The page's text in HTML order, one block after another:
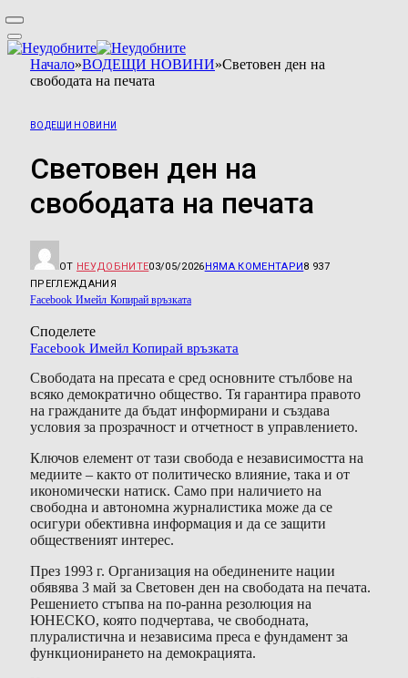
Начало»ВОДЕЩИ НОВИНИ»Световен ден на
свободата на печата
ВОДЕЩИ НОВИНИ
Световен ден на
свободата на печата
ОТ НЕУДОБНИТЕ03/05/2026НЯМА КОМЕНТАРИ8 937
ПРЕГЛЕЖДАНИЯ
Facebook Имейл Копирай връзката
Споделете
Facebook Имейл Копирай връзката
Свободата на пресата е сред основните стълбове на
всяко демократично общество. Тя гарантира правото
на гражданите да бъдат информирани и създава
условия за прозрачност и отчетност в управлението.
Ключов елемент от тази свобода е независимостта на
медиите – както от политическо влияние, така и от
икономически натиск. Само при наличието на
свободна и автономна журналистика може да се
осигури обективна информация и да се защити
общественият интерес.
През 1993 г. Организация на обединените нации
обявява 3 май за Световен ден на свободата на печата.
Решението стъпва на по-ранна резолюция на
ЮНЕСКО, която подчертава, че свободната,
плуралистична и независима преса е фундамент за
функционирането на демокрацията.